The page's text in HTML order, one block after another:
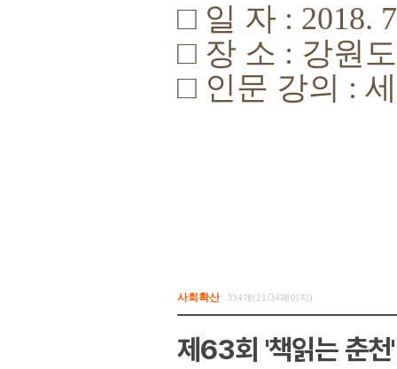
□ 일 자 : 2018.
□ 장 소 : 강원
□ 인문 강의 :
사회확산 334개(21/34페이지)
제63회 '책읽는 춘천'